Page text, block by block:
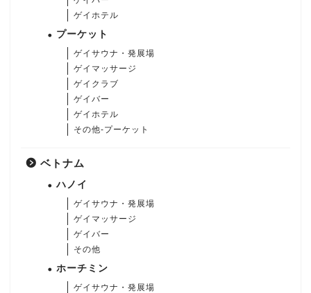
ゲイホテル
プーケット
ゲイサウナ・発展場
ゲイマッサージ
ゲイクラブ
ゲイバー
ゲイホテル
その他-プーケット
ベトナム
ハノイ
ゲイサウナ・発展場
ゲイマッサージ
ゲイバー
その他
ホーチミン
ゲイサウナ・発展場